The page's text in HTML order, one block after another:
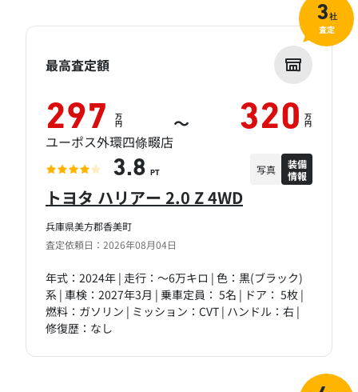
兵庫県美方郡香美町
査定依頼日：2026年08月04日
トヨタ ハリアー 2.0 Z 4WD
年式：2024年 | 走行：～6万キロ | 色：黒(ブラック)
系 | 車検：2027年3月 | 乗車定員： 5名 | ドア： 5枚 |
燃料：ガソリン | ミッション：CVT | ハンドル：右 |
修復歴：なし
最高査定額
297 万
円 ～ 320 万
円
ユーポス外環四條畷店
3.8 PT 写真
装備
情報
3社
査定